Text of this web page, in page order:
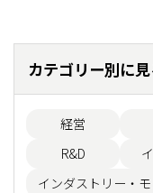
カテゴリー別に
経営
R&D
インダストリー・